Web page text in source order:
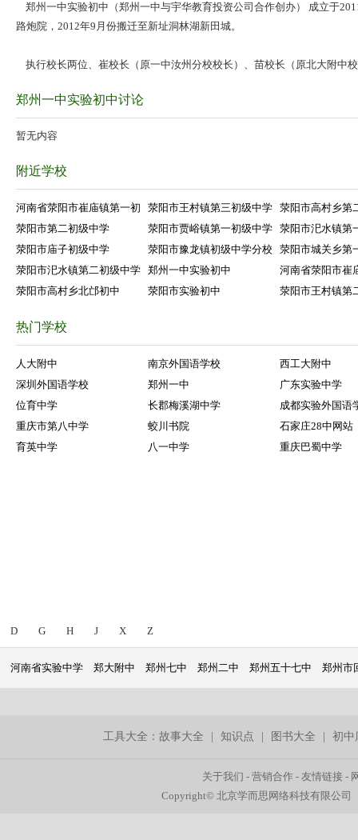
郑州一中实验初中（郑州一中与宇华教育投资公司合作创办） 成立于
路炮院，2012年9月份搬迁至新址洞林湖新田城。
执行校长两位、崔校长（原一中汝州分校校长）、苗校长（原北大附中
郑州一中实验初中讨论
暂无内容
附近学校
河南省荥阳市崔庙镇第一初 荥阳市王村镇第三初级中学 荥阳市高村乡第
荥阳市第二初级中学
荥阳市贾峪镇第一初级中学 荥阳市汜水镇第
荥阳市庙子初级中学
荥阳市豫龙镇初级中学分校
荥阳市城关乡第
荥阳市汜水镇第二初级中学 郑州一中实验初中
河南省荥阳市崔
荥阳市高村乡北邙初中
荥阳市实验初中 荥阳市王村镇第
热门学校
人大附中 南京外国语学校
西工大附中
深圳外国语学校
郑州一中
广东实验中学
位育中学
长郡梅溪湖中学
成都实验外国语
重庆市第八中学
蛟川书院
石家庄28中网站
育英中学
八一中学 重庆巴蜀中学
D G H J X Z
河南省实验中学 郑大附中 郑州七中 郑州二中 郑州五十七中 郑州市
工具大全：故事大全 |知识点 图书大全 |初中
关于我们 -营销合作 -友情链接 -
Copyright© 北京学而思网络科技有限公司